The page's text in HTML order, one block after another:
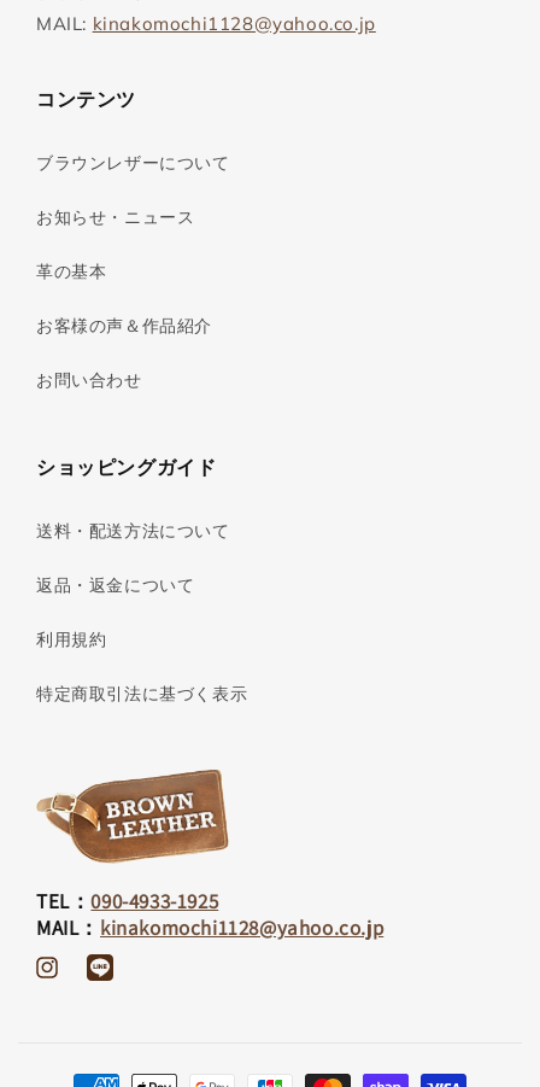
MAIL: kinakomochi1128@yahoo.co.jp
コンテンツ
ブラウンレザーについて
お知らせ・ニュース
革の基本
お客様の声＆作品紹介
お問い合わせ
ショッピングガイド
送料・配送方法について
返品・返金について
利用規約
特定商取引法に基づく表示
TEL：090-4933-1925
MAIL： kinakomochi1128@yahoo.co.jp
InstagramTranslation
決